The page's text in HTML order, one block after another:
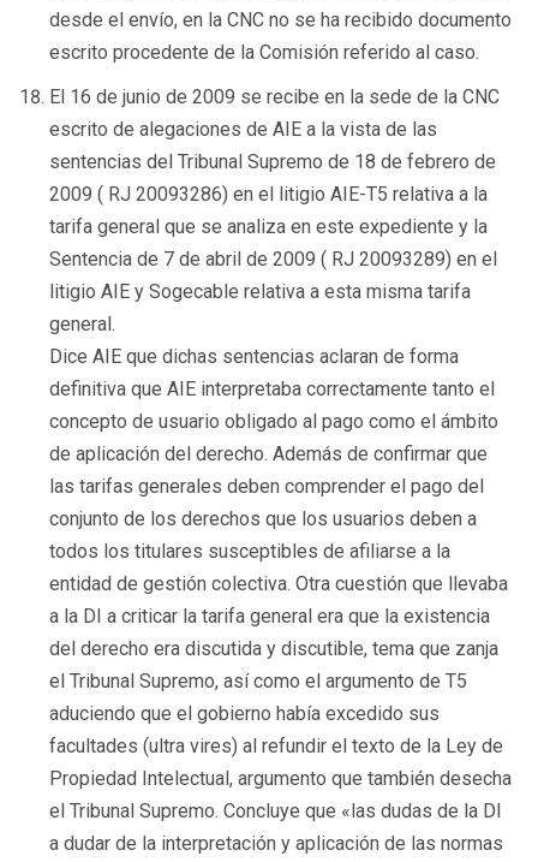
desde el envío, en la CNC no se ha recibido documento
escrito procedente de la Comisión referido al caso.
El 16 de junio de 2009 se recibe en la sede de la CNC
escrito de alegaciones de AIE a la vista de las
sentencias del Tribunal Supremo de 18 de febrero de
2009 ( RJ 20093286) en el litigio AIE-T5 relativa a la
tarifa general que se analiza en este expediente y la
Sentencia de 7 de abril de 2009 ( RJ 20093289) en el
litigio AIE y Sogecable relativa a esta misma tarifa
general.
Dice AIE que dichas sentencias aclaran de forma
definitiva que AIE interpretaba correctamente tanto el
concepto de usuario obligado al pago como el ámbito
de aplicación del derecho. Además de confirmar que
las tarifas generales deben comprender el pago del
conjunto de los derechos que los usuarios deben a
todos los titulares susceptibles de afiliarse a la
entidad de gestión colectiva. Otra cuestión que llevaba
a la DI a criticar la tarifa general era que la existencia
del derecho era discutida y discutible, tema que zanja
el Tribunal Supremo, así como el argumento de T5
aduciendo que el gobierno había excedido sus
facultades (ultra vires) al refundir el texto de la Ley de
Propiedad Intelectual, argumento que también desecha
el Tribunal Supremo. Concluye que «las dudas de la DI
a dudar de la interpretación y aplicación de las normas